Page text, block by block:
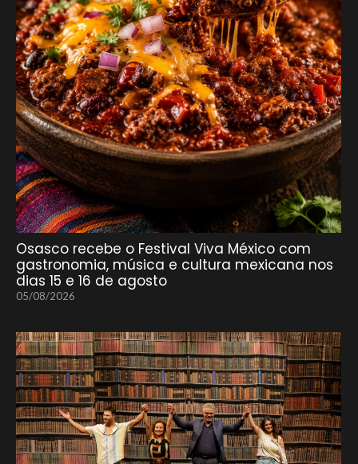
Osasco recebe o Festival Viva México com
gastronomia, música e cultura mexicana nos
dias 15 e 16 de agosto
05/08/2026